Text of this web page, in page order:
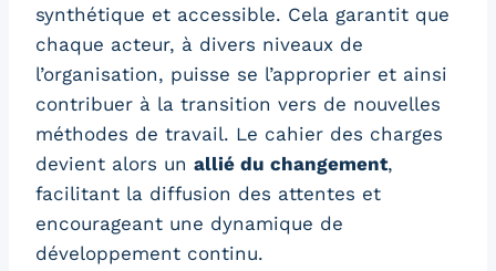
synthétique et accessible. Cela garantit que
chaque acteur, à divers niveaux de
l’organisation, puisse se l’approprier et ainsi
contribuer à la transition vers de nouvelles
méthodes de travail. Le cahier des charges
devient alors un allié du changement,
facilitant la diffusion des attentes et
encourageant une dynamique de
développement continu.